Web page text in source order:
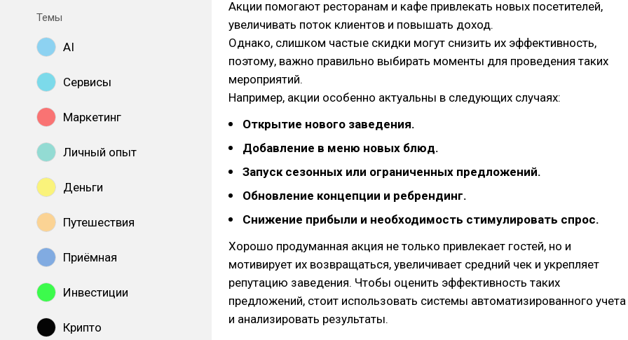
Темы
AI
Сервисы
Маркетинг
Личный опыт
Деньги
Путешествия
Приёмная
Инвестиции
Крипто
Акции помогают ресторанам и кафе привлекать новых посетителей,
увеличивать поток клиентов и повышать доход.
Однако, слишком частые скидки могут снизить их эффективность,
поэтому, важно правильно выбирать моменты для проведения таких
мероприятий.
Например, акции особенно актуальны в следующих случаях:
Открытие нового заведения.
Добавление в меню новых блюд.
Запуск сезонных или ограниченных предложений.
Обновление концепции и ребрендинг.
Снижение прибыли и необходимость стимулировать спрос.
Хорошо продуманная акция не только привлекает гостей, но и
мотивирует их возвращаться, увеличивает средний чек и укрепляет
репутацию заведения. Чтобы оценить эффективность таких
предложений, стоит использовать системы автоматизированного учета
и анализировать результаты.